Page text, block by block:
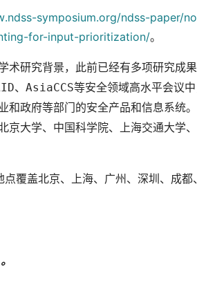
symposium.org/ndss-paper/
for-input-prioritization/。
术研究背景，此前已经有多项研究成
等安全领域高水平会议中
和政府等部门的安全产品和信息系统
京大学、中国科学院、上海交通大学
覆盖北京、上海、广州、深圳、成都
。